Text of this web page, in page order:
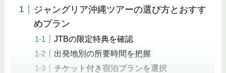
ジャングリア沖縄ツアーの選び方とおすす
めプラン
JTBの限定特典を確認
出発地別の所要時間を把握
チケット付き宿泊プランを選択